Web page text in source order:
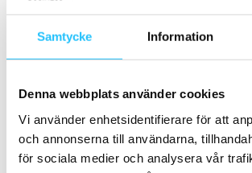
Samtycke Information
Denna webbplats använder cookies
Vi använder enhetsidentifierare för att
och annonserna till användarna,
för sociala medier och analysera vår
Samarbete